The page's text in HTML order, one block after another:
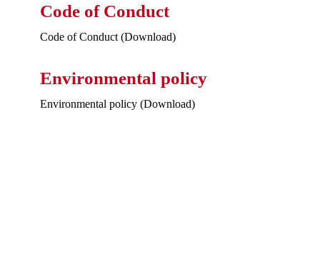
Code of Conduct
Code of Conduct (Download)
Environmental policy
Environmental policy (Download)